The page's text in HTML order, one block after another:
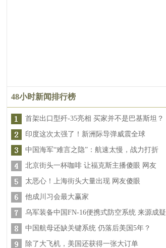
48小时新闻排行榜
首架出口型歼-35亮相 买家并不是巴基斯坦？
印度这次太强了！新洲际导弹威震全球
中国海军“难言之隐”：航速太慢，战力打折
北京街头一杯咖啡 让福克斯主播傻眼 网友
太恶心！上海街头大量出现 网友傻眼
他成川习会最大赢家
乌军装备中国FN-16便携式防空系统 来源成疑
中国航母还缺关键系统 仍落后美国5年？
除了大飞机，美国还获得一张大订单